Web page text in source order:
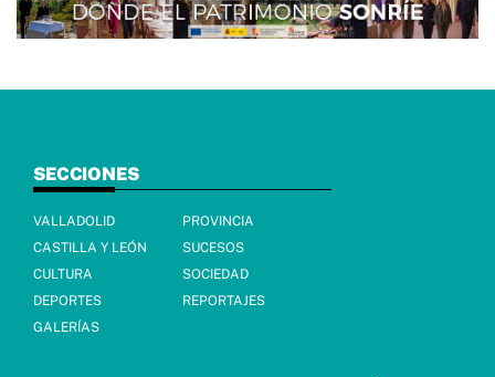
SECCIONES
VALLADOLID
PROVINCIA
CASTILLA Y LEÓN
SUCESOS
CULTURA
SOCIEDAD
DEPORTES
REPORTAJES
GALERÍAS